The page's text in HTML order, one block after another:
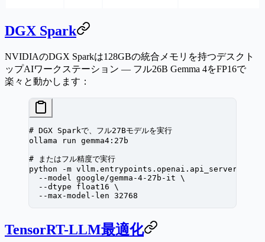
DGX Spark
NVIDIAのDGX Sparkは128GBの統合メモリを持つデスクト
ップAIワークステーション — フル26B Gemma 4をFP16で
楽々と動かします：
# DGX Sparkで、フル27Bモデルを実行
ollama run gemma4:27b
# またはフル精度で実行
python -m vllm.entrypoints.openai.api_server
  --model
google/gemma-4-27b-it \
  --dtype
float16 \
  --max-model-len
32768
TensorRT-LLM最適化